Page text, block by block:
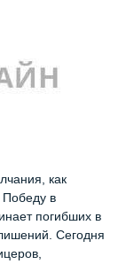
как
Победу в
погибших в
Сегодня